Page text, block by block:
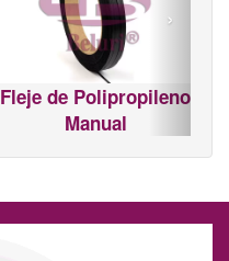
Fleje de Polipropileno
Manual
›